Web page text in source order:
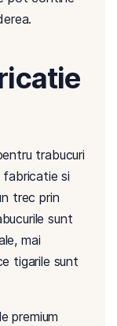
trabucuri
si
trec prin
sunt
mai
tigarile sunt
premium